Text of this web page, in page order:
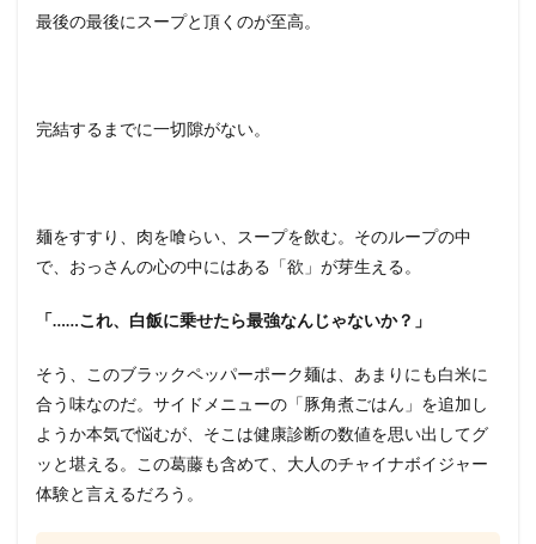
最後の最後にスープと頂くのが至高。
完結するまでに一切隙がない。
麺をすすり、肉を喰らい、スープを飲む。そのループの中
で、おっさんの心の中にはある「欲」が芽生える。
「……これ、白飯に乗せたら最強なんじゃないか？」
そう、このブラックペッパーポーク麺は、あまりにも白米に
合う味なのだ。サイドメニューの「豚角煮ごはん」を追加し
ようか本気で悩むが、そこは健康診断の数値を思い出してグ
ッと堪える。この葛藤も含めて、大人のチャイナボイジャー
体験と言えるだろう。